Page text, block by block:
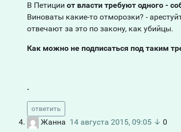
В Петиции от власти требуют одного -
Виноваты какие-то отморозки? -
отвечают за это по закону, как убийцы.
Как можно не подписаться под таким
.
ответить
Жанна 14 августа 2015, 09:05 ↓ 0